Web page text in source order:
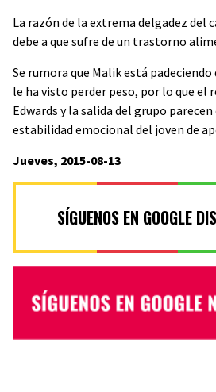
La razón de la extrema delgadez del
debe a que sufre de un trastorno
Se rumora que Malik está padeciendo
le ha visto perder peso, por lo que
Edwards y la salida del grupo
estabilidad emocional del joven de
Jueves, 2015-08-13
SÍGUENOS EN GOOGLE